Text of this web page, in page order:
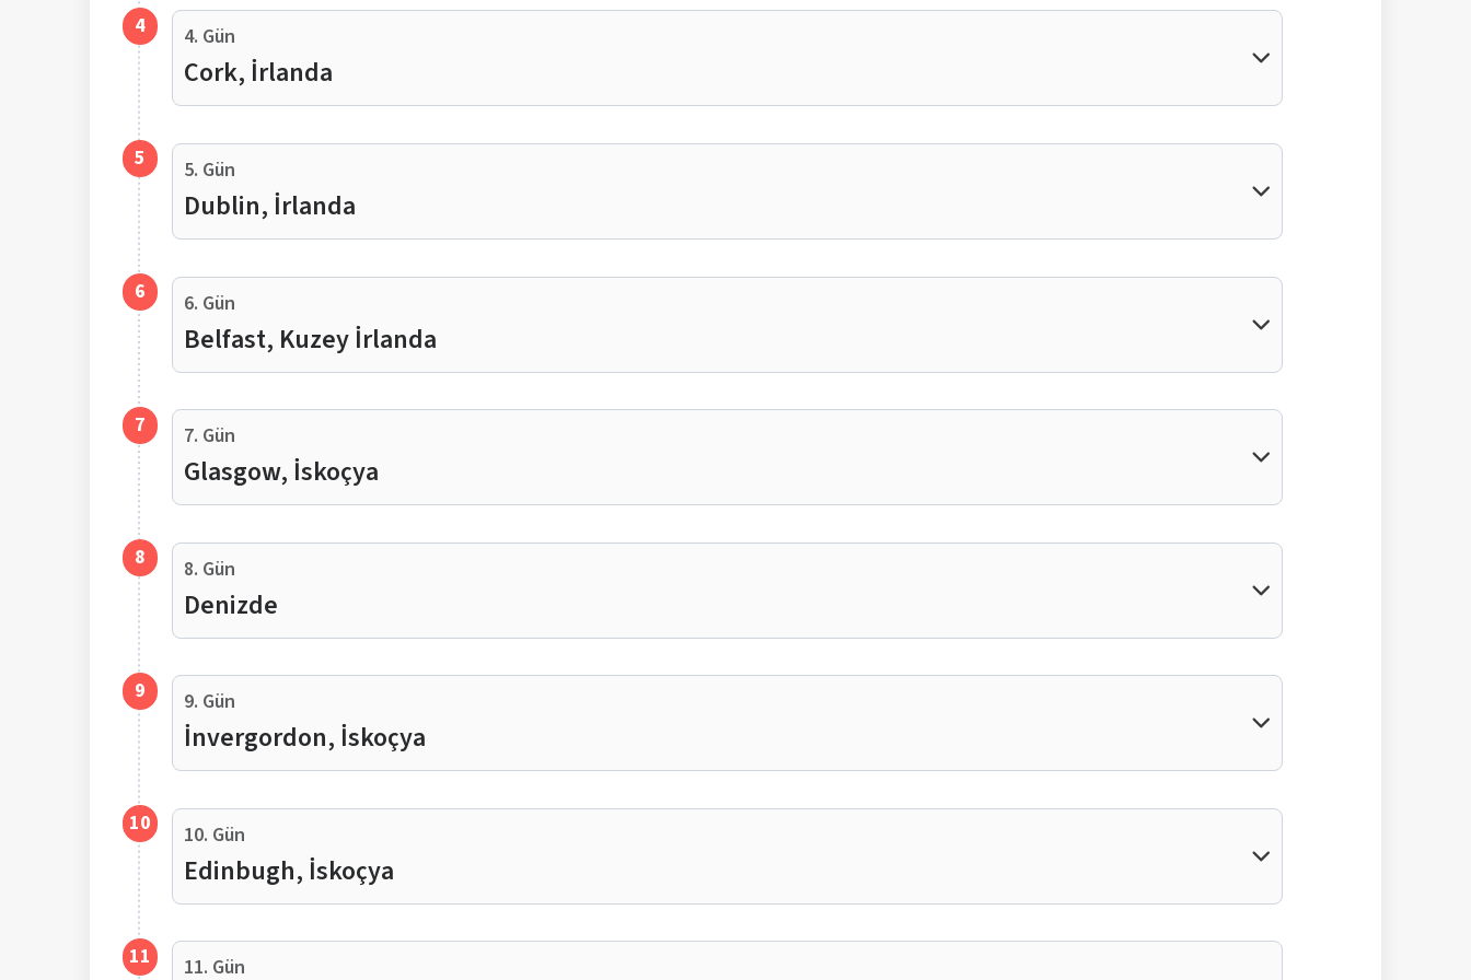
4 4. Gün
Cork, İrlanda
5 5. Gün
Dublin, İrlanda
6 6. Gün
Belfast, Kuzey İrlanda
7 7. Gün
Glasgow, İskoçya
8 8. Gün
Denizde
9 9. Gün
İnvergordon, İskoçya
10 10. Gün
Edinbugh, İskoçya
11 11. Gün